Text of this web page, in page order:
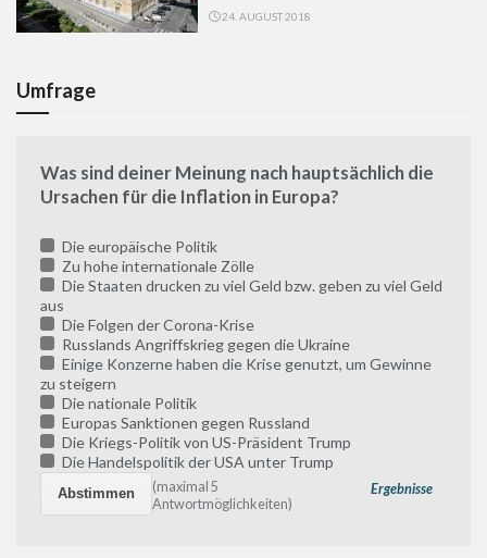
24. AUGUST 2018
Umfrage
Was sind deiner Meinung nach hauptsächlich die
Ursachen für die Inflation in Europa?
Die europäische Politik
Zu hohe internationale Zölle
Die Staaten drucken zu viel Geld bzw. geben zu viel Geld
aus
Die Folgen der Corona-Krise
Russlands Angriffskrieg gegen die Ukraine
Einige Konzerne haben die Krise genutzt, um Gewinne
zu steigern
Die nationale Politik
Europas Sanktionen gegen Russland
Die Kriegs-Politik von US-Präsident Trump
Die Handelspolitik der USA unter Trump
Ergebnisse
(maximal 5
Antwortmöglichkeiten)